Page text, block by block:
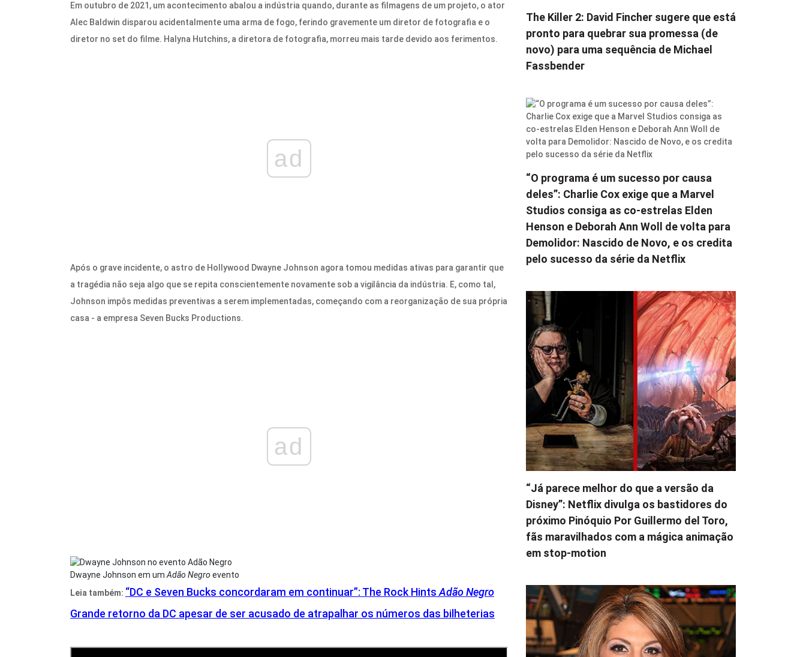
Em outubro de 2021, um acontecimento abalou a indústria quando, durante as filmagens de um projeto, o ator
Alec Baldwin disparou acidentalmente uma arma de fogo, ferindo gravemente um diretor de fotografia e o
diretor no set do filme. Halyna Hutchins, a diretora de fotografia, morreu mais tarde devido aos ferimentos.
ad
Após o grave incidente, o astro de Hollywood Dwayne Johnson agora tomou medidas ativas para garantir que
a tragédia não seja algo que se repita conscientemente novamente sob a vigilância da indústria. E, como tal,
Johnson impôs medidas preventivas a serem implementadas, começando com a reorganização de sua própria
casa - a empresa Seven Bucks Productions.
ad
Dwayne Johnson em um Adão Negro evento
Leia também: “DC e Seven Bucks concordaram em continuar”: The Rock Hints Adão Negro
Grande retorno da DC apesar de ser acusado de atrapalhar os números das bilheterias
The Killer 2: David Fincher sugere que está
pronto para quebrar sua promessa (de
novo) para uma sequência de Michael
Fassbender
“O programa é um sucesso por causa
deles”: Charlie Cox exige que a Marvel
Studios consiga as co-estrelas Elden
Henson e Deborah Ann Woll de volta para
Demolidor: Nascido de Novo, e os credita
pelo sucesso da série da Netflix
“Já parece melhor do que a versão da
Disney”: Netflix divulga os bastidores do
próximo Pinóquio Por Guillermo del Toro,
fãs maravilhados com a mágica animação
em stop-motion